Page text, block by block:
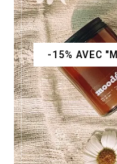
-15% AVEC